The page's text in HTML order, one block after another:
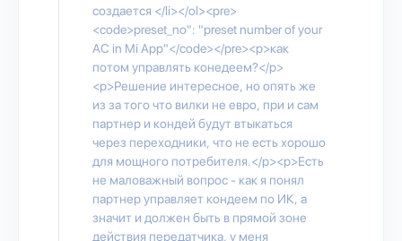
создается </li></ol><pre>
<code>preset_no": "preset number of your
AC in Mi App"</code></pre><p>как
потом управлять конедеем?</p>
<p>Решение интересное, но опять же
из за того что вилки не евро, при и сам
партнер и кондей будут втыкаться
через переходники, что не есть хорошо
для мощного потребителя.</p><p>Есть
не маловажный вопрос - как я понял
партнер управляет кондеем по ИК, а
значит и должен быть в прямой зоне
действия передатчика, у меня